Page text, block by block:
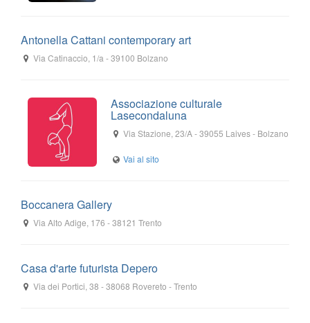
Antonella Cattani contemporary art
Via Catinaccio, 1/a -39100 Bolzano
Associazione culturale
Lasecondaluna
Via Stazione, 23/A-39055 Laives- Bolzano
Boccanera Gallery
Via Alto Adige, 176 -38121 Trento
Casa d'arte futurista Depero
Via dei Portici, 38 -38068 Rovereto - Trento